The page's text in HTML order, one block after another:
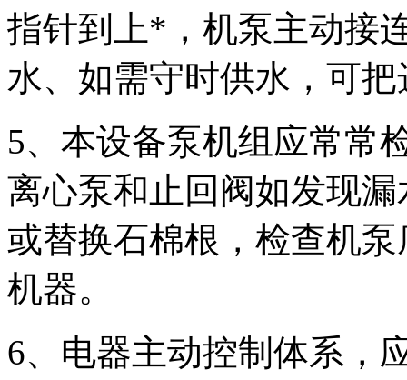
指针到上*，机泵主动接
水、如需守时供水，可
5、本设备泵机组应常常
离心泵和止回阀如发现
或替换石棉根，检查机
机器。
6、电器主动控制体系，